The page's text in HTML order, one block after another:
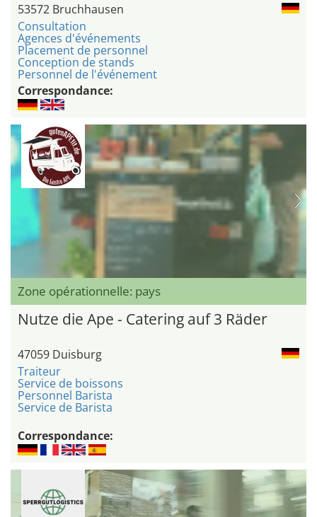
53572 Bruchhausen
Consultation
Agences d'événements
Placement de personnel
Conception de stands
Personnel de l'événement
Correspondance:
Zone opérationnelle: pays
Nutze die Ape - Catering auf 3 Räder
47059 Duisburg
Traiteur
Service de boissons
Personnel Barista
Service de Barista
Correspondance: